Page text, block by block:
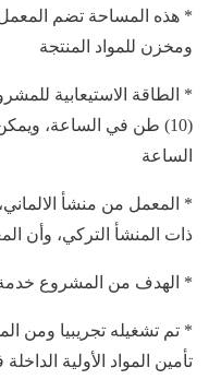
* هذه المساحة تضم المعمل
ومخزن للمواد المنتجة
الساعة
* المعمل من منشأ
ذات المنشأ التركي، وأن
* الهدف من المشروع خدمة
* تم تشغيله تجريبيا ومن
تأمين المواد الأولية